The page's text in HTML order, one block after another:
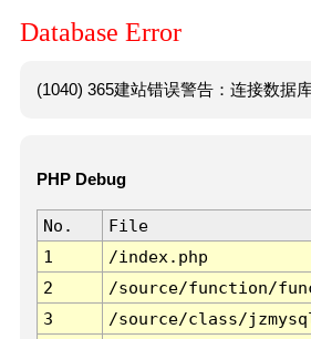
Database Error
(1040) 365建站错误警告：连接数据
PHP Debug
No. File
1
/index.php
2
/source/function/
3
/source/class/